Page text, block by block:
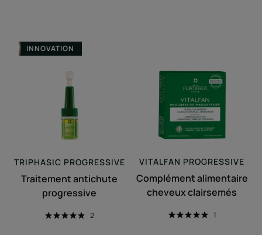
Traitement
antichute
INNOVATION
TRIPHASIC PROGRESSIVE
Traitement antichute
progressive
2
cheveux
clairsemés
VITALFAN PROGRESSIVE
Complément alimentaire
cheveux clairsemés
1